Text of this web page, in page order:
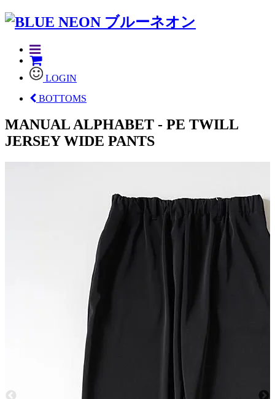
LOGIN
BOTTOMS
MANUAL ALPHABET - PE TWILL
JERSEY WIDE PANTS